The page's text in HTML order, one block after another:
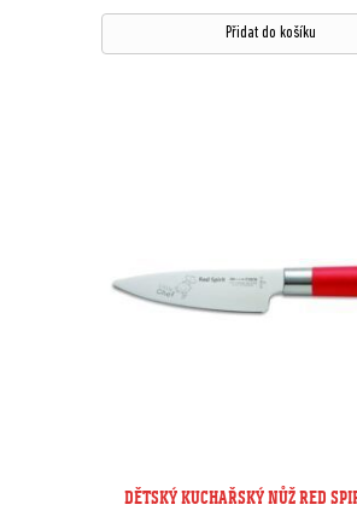
Přidat do košíku
DĚTSKÝ KUCHAŘSKÝ NŮŽ RED